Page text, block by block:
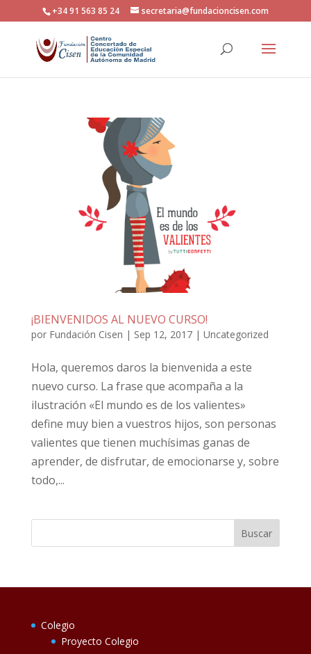
+34 91 563 85 24 secretaria@fundacioncisen.com
¡BIENVENIDOS AL NUEVO CURSO!
por Fundación Cisen | Sep 12, 2017| Uncategorized
Hola, queremos daros la bienvenida a este
nuevo curso. La frase que acompaña a la
ilustración «El mundo es de los valientes»
define muy bien a vuestros hijos, son personas
valientes que tienen muchísimas ganas de
aprender, de disfrutar, de emocionarse y, sobre
todo,...
Colegio
Proyecto Colegio